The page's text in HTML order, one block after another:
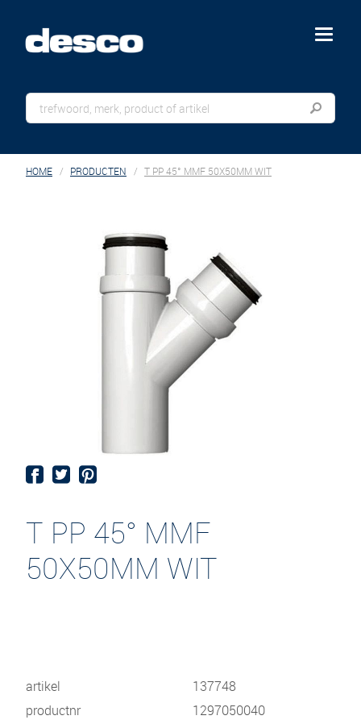
menu
HOME PRODUCTEN T PP 45° MMF 50X50MM WIT
T PP 45° MMF
50X50MM WIT
artikel
137748
productnr
1297050040